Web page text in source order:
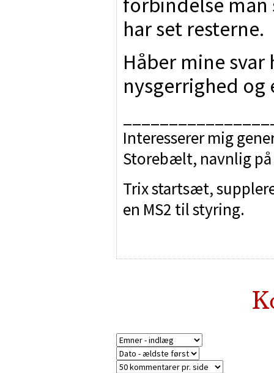
har set resterne.
Håber mine
nysgerrighed og
Interesserer mig
Storebælt, navnlig
Trix startsæt,
en MS2 til styring.